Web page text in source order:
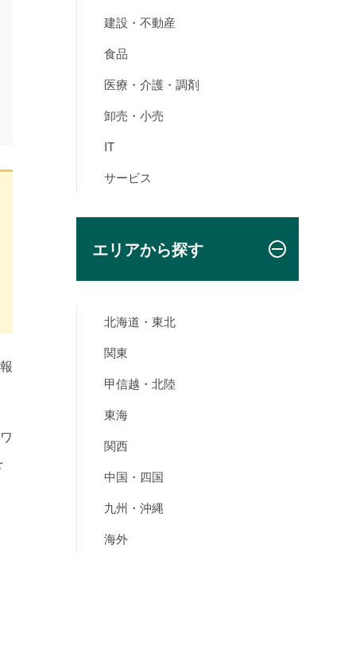
建設・不動産
食品
医療・介護・調剤
卸売・小売
IT
サービス
エリアから探す
北海道・東北
関東
甲信越・北陸
東海
関西
中国・四国
九州・沖縄
海外